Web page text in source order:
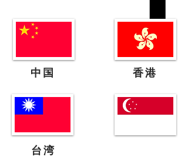
中国 香港
台湾